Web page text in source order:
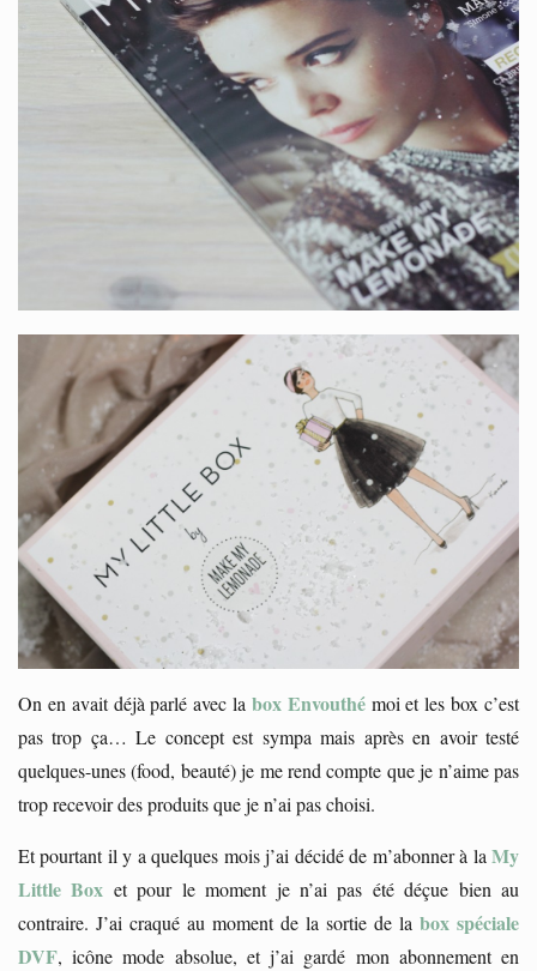
On en avait déjà parlé avec la box Envouthémoi et les box c’est
pas trop ça… Le concept est sympa mais après en avoir testé
quelques-unes (food, beauté) je me rend compte que je n’aime pas
trop recevoir des produits que je n’ai pas choisi.
Et pourtant il y a quelques mois j’ai décidé de m’abonner à la My
Little Box et pour le moment je n’ai pas été déçue bien au
contraire. J’ai craqué au moment de la sortie de la box spéciale
DVF, icône mode absolue, et j’ai gardé mon abonnement en